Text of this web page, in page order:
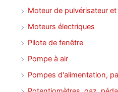
Moteur de pulvérisateur
Moteurs électriques
Pilote de fenêtre
Pompe à air
Pompes d'alimentation,